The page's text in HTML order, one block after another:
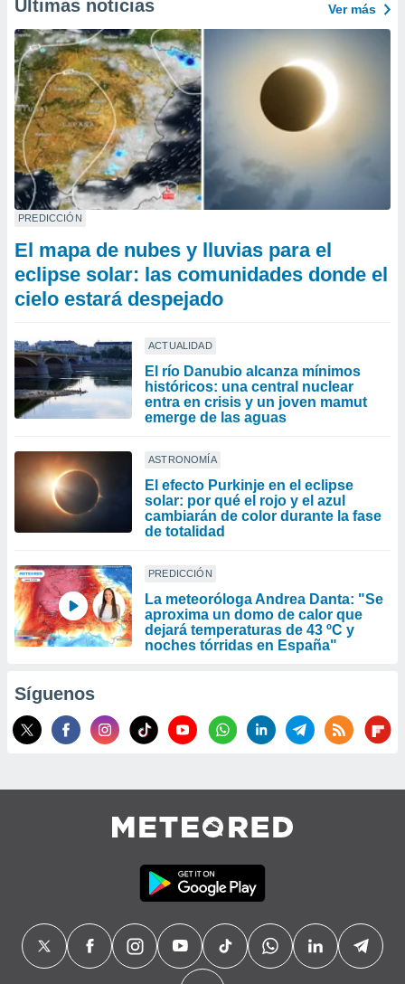
Últimas noticias Ver más
PREDICCIÓN
​El mapa de nubes y lluvias para el
eclipse solar: las comunidades donde el
cielo estará despejado
ACTUALIDAD
El río Danubio alcanza mínimos
históricos: una central nuclear
entra en crisis y un joven mamut
emerge de las aguas
ASTRONOMÍA
El efecto Purkinje en el eclipse
solar: por qué el rojo y el azul
cambiarán de color durante la fase
de totalidad
PREDICCIÓN
La meteoróloga Andrea Danta: "Se
aproxima un domo de calor que
dejará temperaturas de 43 ºC y
noches tórridas en España"
Síguenos